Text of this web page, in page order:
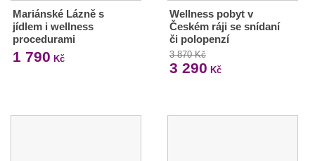
Mariánské Lázně s
jídlem i wellness
procedurami
1 790 Kč
Wellness pobyt v
Českém ráji se snídaní
či polopenzí
3 870 Kč
3 290 Kč